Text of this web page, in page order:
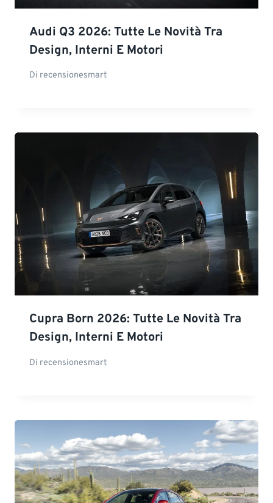
Audi Q3 2026: Tutte Le Novità Tra
Design, Interni E Motori
Di recensionesmart
Cupra Born 2026: Tutte Le Novità Tra
Design, Interni E Motori
Di recensionesmart